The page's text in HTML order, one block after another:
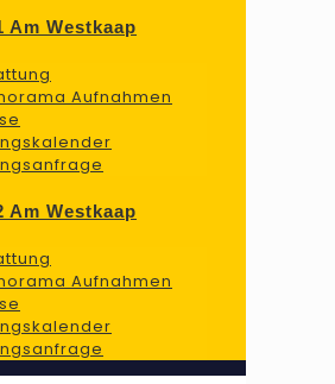
Am Westkaap
Aufnahmen
Am Westkaap
Aufnahmen